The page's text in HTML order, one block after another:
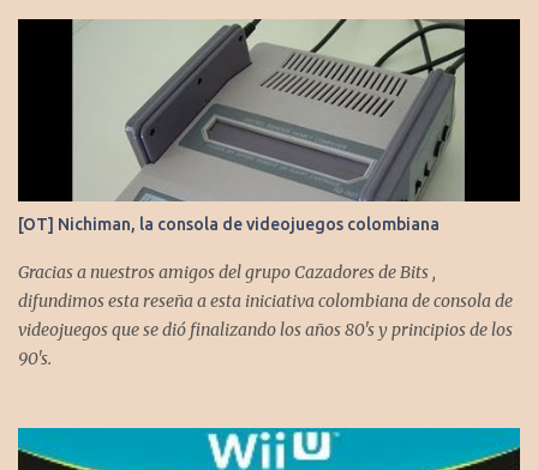
[OT] Nichiman, la consola de videojuegos colombiana
Gracias a nuestros amigos del grupo Cazadores de Bits ,
difundimos esta reseña a esta iniciativa colombiana de consola de
videojuegos que se dió finalizando los años 80's y principios de los
90's.